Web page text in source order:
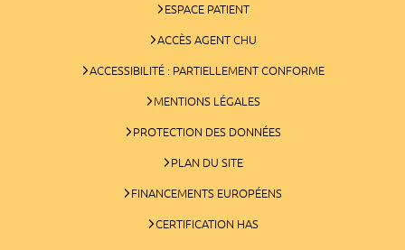
ESPACE PATIENT
ACCÈS AGENT CHU
ACCESSIBILITÉ : PARTIELLEMENT CONFORME
MENTIONS LÉGALES
PROTECTION DES DONNÉES
PLAN DU SITE
FINANCEMENTS EUROPÉENS
CERTIFICATION HAS